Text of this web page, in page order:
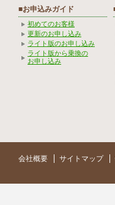
■お申込みガイド
初めてのお客様
更新のお申し込み
ライト版のお申し込み
ライト版から乗換の
お申し込み
会社概要 サイトマップ